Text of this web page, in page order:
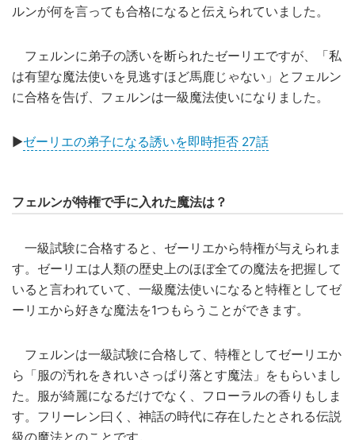
ルンが何を言っても合格になると伝えられていました。
フェルンに弟子の誘いを断られたゼーリエですが、「私
は有望な魔法使いを見逃すほど馬鹿じゃない」とフェルン
に合格を告げ、フェルンは一級魔法使いになりました。
▶ゼーリエの弟子になる誘いを即時拒否 27話
フェルンが特権で手に入れた魔法は？
一級試験に合格すると、ゼーリエから特権が与えられま
す。ゼーリエは人類の歴史上のほぼ全ての魔法を把握して
いると言われていて、一級魔法使いになると特権としてゼ
ーリエから好きな魔法を1つもらうことができます。
フェルンは一級試験に合格して、特権としてゼーリエか
ら「服の汚れをきれいさっぱり落とす魔法」をもらいまし
た。服が綺麗になるだけでなく、フローラルの香りもしま
す。フリーレン曰く、神話の時代に存在したとされる伝説